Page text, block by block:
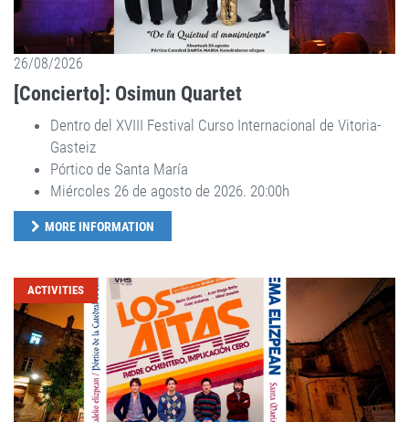
26/08/2026
[Concierto]: Osimun Quartet
Dentro del XVIII Festival Curso Internacional de Vitoria-
Gasteiz
Pórtico de Santa María
Miércoles 26 de agosto de 2026. 20:00h
MORE INFORMATION
ACTIVITIES